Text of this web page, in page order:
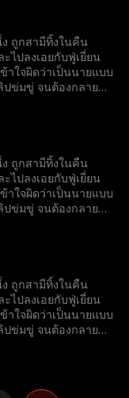
ง ถูกสามีทิ้งในคืน
ะไปลงเอยกับฟู่เยี่ยน
าใจผิดว่าเป็นนายแบบ
ข่มขู่ จนต้องกลายมา
ง ถูกสามีทิ้งในคืน
ะไปลงเอยกับฟู่เยี่ยน
าใจผิดว่าเป็นนายแบบ
ข่มขู่ จนต้องกลายมา
ง ถูกสามีทิ้งในคืน
ะไปลงเอยกับฟู่เยี่ยน
าใจผิดว่าเป็นนายแบบ
ข่มขู่ จนต้องกลายมา